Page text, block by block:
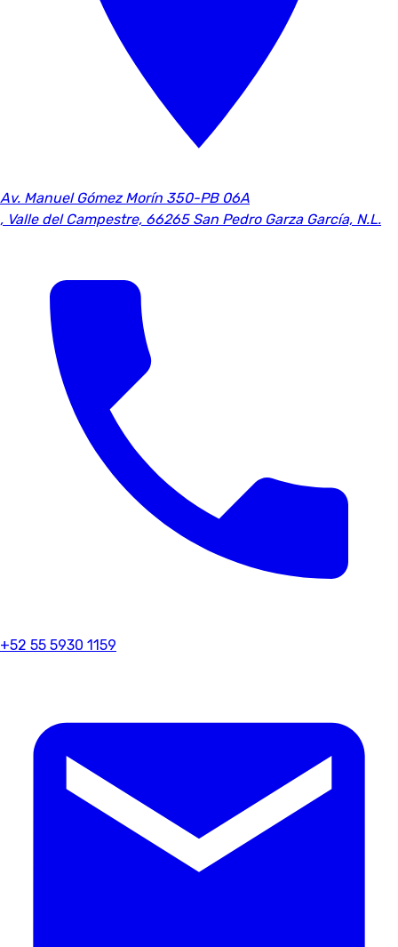
Av. Manuel Gómez Morín 350-PB 06A
, Valle del Campestre, 66265 San Pedro Garza García, N.L.
+52 55 5930 1159